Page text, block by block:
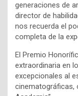
generaciones de
director de
nos recuerda el
completa de la
El Premio
extraordinaria en
excepcionales al
cinematográficas,